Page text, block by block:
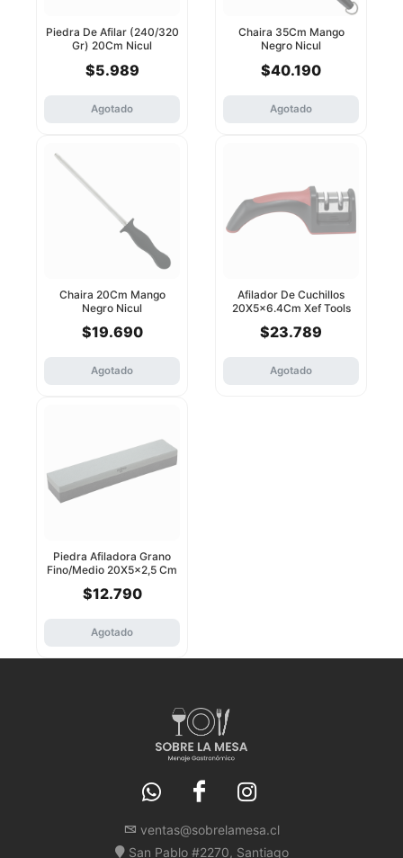
Piedra De Afilar (240/320
Gr) 20Cm Nicul
$5.989
Agotado
Chaira 35Cm Mango
Negro Nicul
$40.190
Agotado
Chaira 20Cm Mango
Negro Nicul
$19.690
Agotado
Afilador De Cuchillos
20X5x6.4Cm Xef Tools
$23.789
Agotado
Piedra Afiladora Grano
Fino/Medio 20X5x2,5 Cm
$12.790
Agotado
ventas@sobrelamesa.cl
San Pablo #2270, Santiago